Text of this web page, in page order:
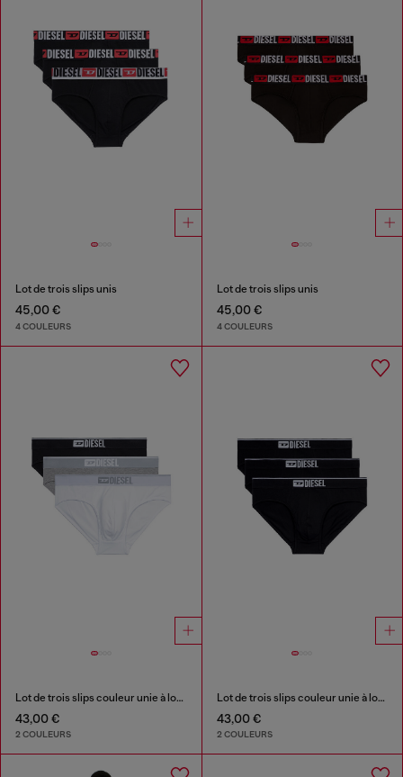
Lot de trois slips unis
45,00 €
4 COULEURS
Lot de trois slips unis
45,00 €
4 COULEURS
Lot de trois slips couleur unie à logo
43,00 €
2 COULEURS
Lot de trois slips couleur unie à logo
43,00 €
2 COULEURS